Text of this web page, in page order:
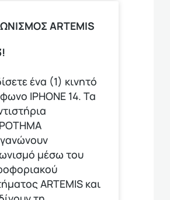
ARTEMIS
ένα (1) κινητό
ΙΡΗΟΝΕ 14. Τα
μέσω του
ARTEMIS και